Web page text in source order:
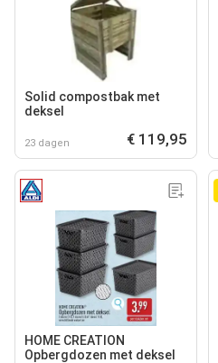
Solid compostbak met
deksel
23 dagen € 119,95
HOME CREATION
Opbergdozen met deksel